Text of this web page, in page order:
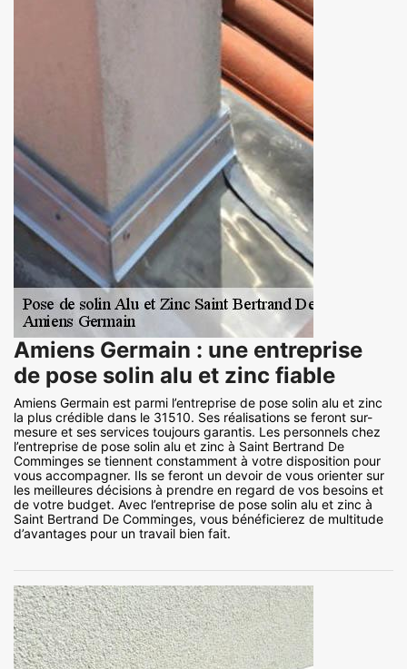
Amiens Germain : une entreprise
de pose solin alu et zinc fiable
Amiens Germain est parmi l’entreprise de pose solin alu et zinc
la plus crédible dans le 31510. Ses réalisations se feront sur-
mesure et ses services toujours garantis. Les personnels chez
l’entreprise de pose solin alu et zinc à Saint Bertrand De
Comminges se tiennent constamment à votre disposition pour
vous accompagner. Ils se feront un devoir de vous orienter sur
les meilleures décisions à prendre en regard de vos besoins et
de votre budget. Avec l’entreprise de pose solin alu et zinc à
Saint Bertrand De Comminges, vous bénéficierez de multitude
d’avantages pour un travail bien fait.